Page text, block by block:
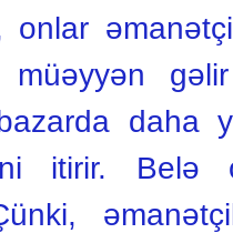
müəyyən
daha
itirir. Belə